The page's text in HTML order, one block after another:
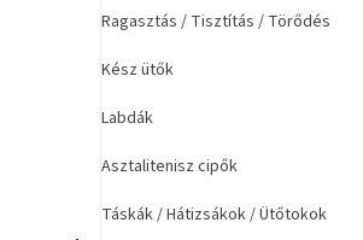
a
e
Ragasztás / Tisztítás / Törődés
Kész ütők
Labdák
Asztalitenisz cipők
Táskák / Hátizsákok / Ütőtokok